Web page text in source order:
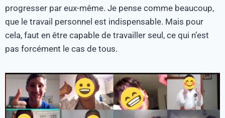
progresser par eux-même. Je pense comme beaucoup,
que le travail personnel est indispensable. Mais pour
cela, faut en être capable de travailler seul, ce qui n’est
pas forcément le cas de tous.